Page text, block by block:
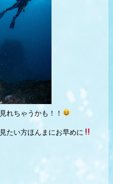
れちゃうかも！！
たい方ほんまにお早めに